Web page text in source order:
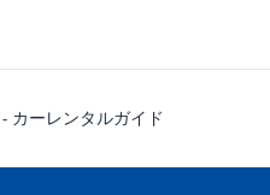
カーレンタルガイド